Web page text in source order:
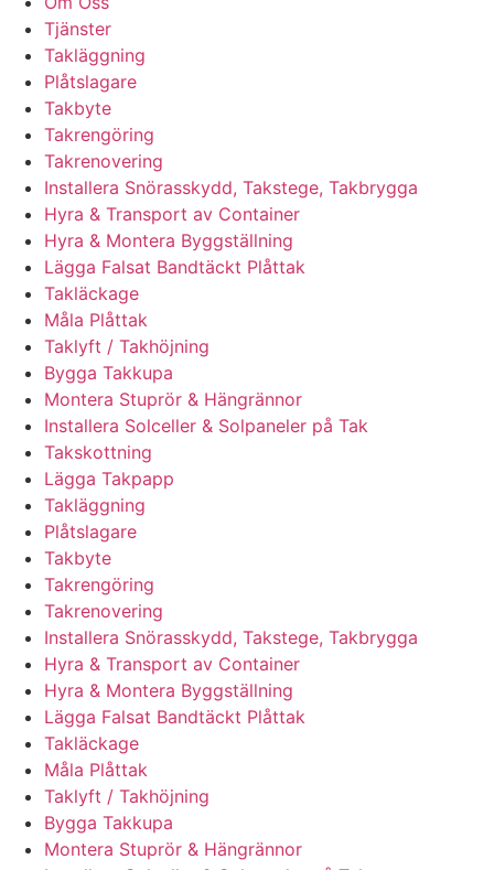
Tjänster
Takläggning
Plåtslagare
Takbyte
Takrengöring
Takrenovering
Installera Snörasskydd, Takstege, Takbrygga
Hyra & Transport av Container
Hyra & Montera Byggställning
Lägga Falsat Bandtäckt Plåttak
Takläckage
Måla Plåttak
Taklyft / Takhöjning
Bygga Takkupa
Montera Stuprör & Hängrännor
Installera Solceller & Solpaneler på Tak
Takskottning
Lägga Takpapp
Takläggning
Plåtslagare
Takbyte
Takrengöring
Takrenovering
Installera Snörasskydd, Takstege, Takbrygga
Hyra & Transport av Container
Hyra & Montera Byggställning
Lägga Falsat Bandtäckt Plåttak
Takläckage
Måla Plåttak
Taklyft / Takhöjning
Bygga Takkupa
Montera Stuprör & Hängrännor